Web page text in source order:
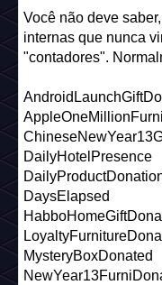
Você não deve
internas que nunca
"contadores".
DailyHotelPresence
DaysElapsed
MysteryBoxDonated